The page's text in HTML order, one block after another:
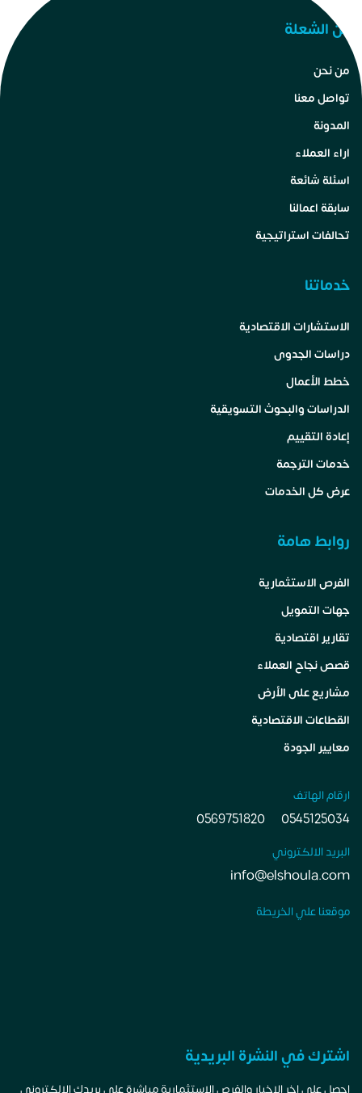
عن الشعلة
من نحن
تواصل معنا
المدونة
اراء العملاء
اسئلة شائعة
سابقة اعمالنا
تحالفات استراتيجية
خدماتنا
الاستشارات الاقتصادية
دراسات الجدوى
خطط الأعمال
الدراسات والبحوث التسويقية
إعادة التقييم
خدمات الترجمة
عرض كل الخدمات
روابط هامة
الفرص الاستثمارية
جهات التمويل
تقارير اقتصادية
قصص نجاح العملاء
مشاريع على الأرض
القطاعات الاقتصادية
معايير الجودة
ارقام الهاتف
0545125034
0569751820
البريد الالكتروني
info@elshoula.com
موقعنا علي الخريطة
اشترك في النشرة البريدية